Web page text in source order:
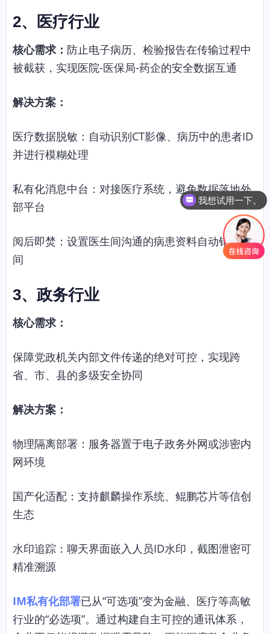
2、 医疗行业
核心需求： 防止电子病历、检验报告在传输过程中
被截获，实现医院-医保局-药企的安全数据互通
解决方案：
医疗数据脱敏：自动识别CT影像、病历中的患者ID
并进行模糊处理
私有化消息中台：对接医疗系统，避免数据落地外
部平台
阅后即焚：设置医生间沟通的病患资料自动销毁时
间
3、 政务行业
核心需求：
保障党政机关内部文件传递的绝对可控，实现跨
省、市、县的多级安全协同
解决方案：
物理隔离部署：服务器置于电子政务外网或涉密内
网环境
国产化适配：支持麒麟操作系统、鲲鹏芯片等信创
生态
水印追踪：聊天界面嵌入人员ID水印，截图泄密可
精准溯源
IM私有化部署已从“可选项”变为金融、医疗等高敏
行业的“必选项”。通过构建自主可控的通讯体系，
我想试用一下。